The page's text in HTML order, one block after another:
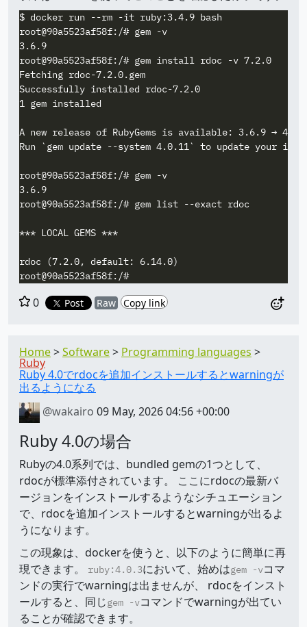
$ docker run --rm -it ruby:3.4.9 bash
root@90a5523af58f:/# gem -v
3.6.9
root@90a5523af58f:/# gem install rdoc -v 7.2.0
Fetching rdoc-7.2.0.gem
Successfully installed rdoc-7.2.0
1 gem installed
A new release of RubyGems is available: 3.6.9 →
Run `gem update --system 4.0.11` to update your
root@90a5523af58f:/# gem -v
3.6.9
root@90a5523af58f:/# gem list --exact rdoc
*** LOCAL GEMS ***
rdoc (7.2.0, default: 6.14.0)
0 Post Raw Copy link
Home Software Programming languages
Ruby
Ruby 4.0でrdocを追加インストールするとwarningが
出るようになる
@wakairo 09 May, 2026 04:56 +00:00
Ruby 4.0の場合
Rubyの4.0系列では、bundled gemの1つとして、
rdocが標準添付されています。 ここにrdocの最新バ
ージョンをインストールするようなシチュエーション
で、rdocを追加インストールするとwarningが出るよ
うになります。
この現象は、dockerを使うと、以下のように簡単に再
現できます。
ruby:4.0.3において、始めはgem -vコマ
ンドの実行でwarningは出ませんが、 rdocをインスト
ールすると、同じgem -vコマンドでwarningが出てい
ることが確認できます。